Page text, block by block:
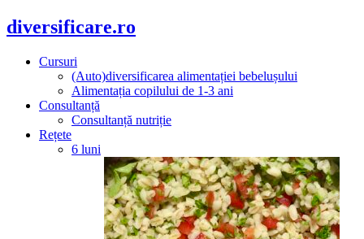
diversificare.ro
Cursuri
(Auto)diversificarea alimentației bebelușului
Alimentația copilului de 1-3 ani
Consultanță
Consultanță nutriție
Rețete
6 luni